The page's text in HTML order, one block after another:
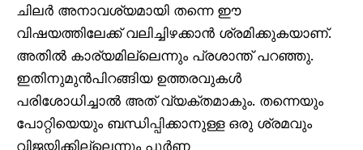
ചിലർ അനാവശ്യമായി തന്നെ ഈ
വിഷയത്തിലേക്ക് വലിച്ചിഴക്കാൻ ശ്രമിക്കുകയാണ്.
അതില്‍ കാര്യമില്ലെന്നും പ്രശാന്ത് പറഞ്ഞു.
ഇതിനുമുൻപിറങ്ങിയ ഉത്തരവുകൾ
പരിശോധിച്ചാൽ അത് വ്യക്തമാകും. തന്നെയും
പോറ്റിയെയും ബന്ധിപ്പിക്കാനുള്ള ഒരു ശ്രമവും
വിജയിക്കില്ലെന്നും പൂർണ